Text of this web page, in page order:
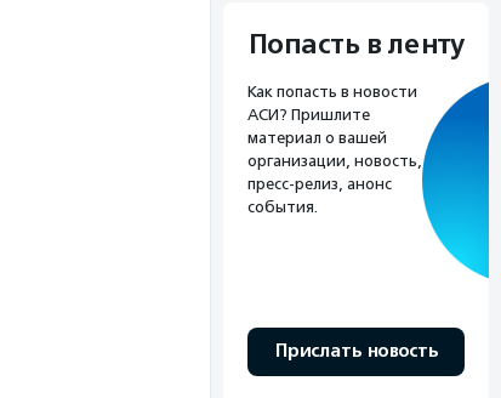
Попасть в ленту
Как попасть в новости
АСИ? Пришлите
материал о вашей
организации, новость,
пресс-релиз, анонс
события.
Прислать новость